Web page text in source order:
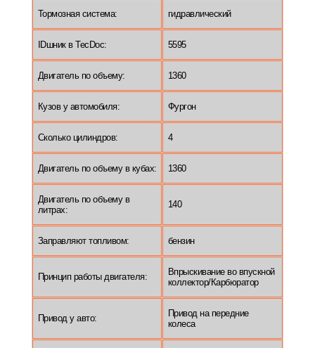
Тормозная система: гидравлический
IDшник в TecDoc: 5595
Двигатель по объему: 1360
Кузов у автомобиля: Фургон
Сколько цилиндров: 4
Двигатель по объему в кубах: 1360
Двигатель по объему в
литрах:
140
Заправляют топливом: бензин
Принцип работы двигателя:
Впрыскивание во впускной
коллектор/Карбюратор
Привод у авто:
Привод на передние
колеса